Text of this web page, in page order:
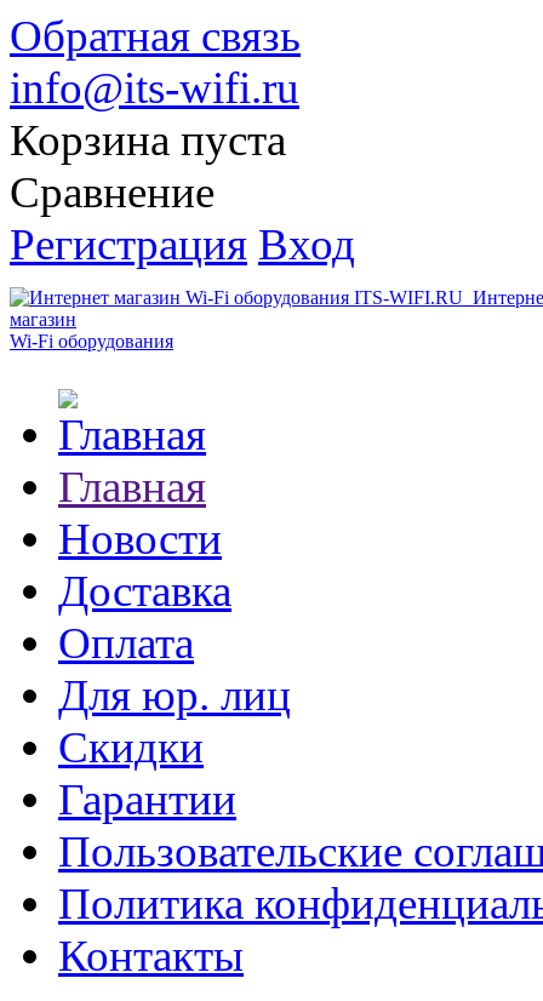
Обратная связь
info@its-wifi.ru
Корзина пуста
Сравнение
Регистрация Вход
магазин
Wi-Fi оборудования
Главная
Новости
Доставка
Оплата
Для юр. лиц
Скидки
Гарантии
Пользовательские
Политика
Контакты